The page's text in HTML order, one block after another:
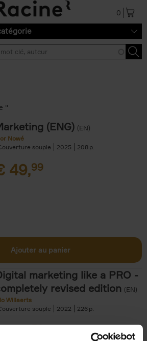
0
''
(ENG) (EN)
Nowé
souple
2025 208
49,99
Ajouter au panier
marketing like a PRO -
revised edition (EN)
Willaerts
souple
2022 226
35,50